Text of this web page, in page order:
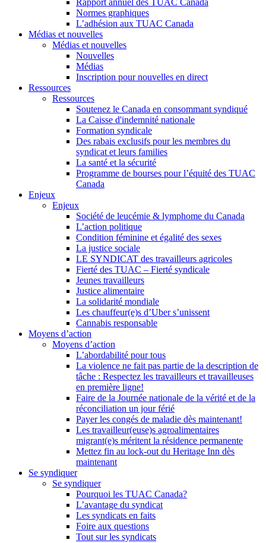
Rapport annuel des TUAC Canada
Normes graphiques
L’adhésion aux TUAC Canada
Médias et nouvelles
Médias et nouvelles
Nouvelles
Médias
Inscription pour nouvelles en direct
Ressources
Ressources
Soutenez le Canada en consommant syndiqué
La Caisse d'indemnité nationale
Formation syndicale
Des rabais exclusifs pour les membres du
syndicat et leurs families
La santé et la sécurité
Programme de bourses pour l’équité des TUAC
Canada
Enjeux
Enjeux
Société de leucémie & lymphome du Canada
L’action politique
Condition féminine et égalité des sexes
La justice sociale
LE SYNDICAT des travailleurs agricoles
Fierté des TUAC – Fierté syndicale
Jeunes travailleurs
Justice alimentaire
La solidarité mondiale
Les chauffeur(e)s d’Uber s’unissent
Cannabis responsable
Moyens d’action
Moyens d’action
L’abordabilité pour tous
La violence ne fait pas partie de la description de
tâche : Respectez les travailleurs et travailleuses
en première ligne!
Faire de la Journée nationale de la vérité et de la
réconciliation un jour férié
Payer les congés de maladie dès maintenant!
Les travailleur(euse)s agroalimentaires
migrant(e)s méritent la résidence permanente
Mettez fin au lock-out du Heritage Inn dès
maintenant
Se syndiquer
Se syndiquer
Pourquoi les TUAC Canada?
L’avantage du syndicat
Les syndicats en faits
Foire aux questions
Tout sur les syndicats